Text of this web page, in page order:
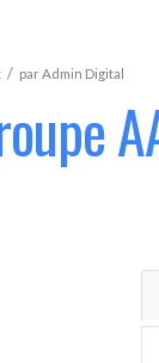
/ parAdmin Digital